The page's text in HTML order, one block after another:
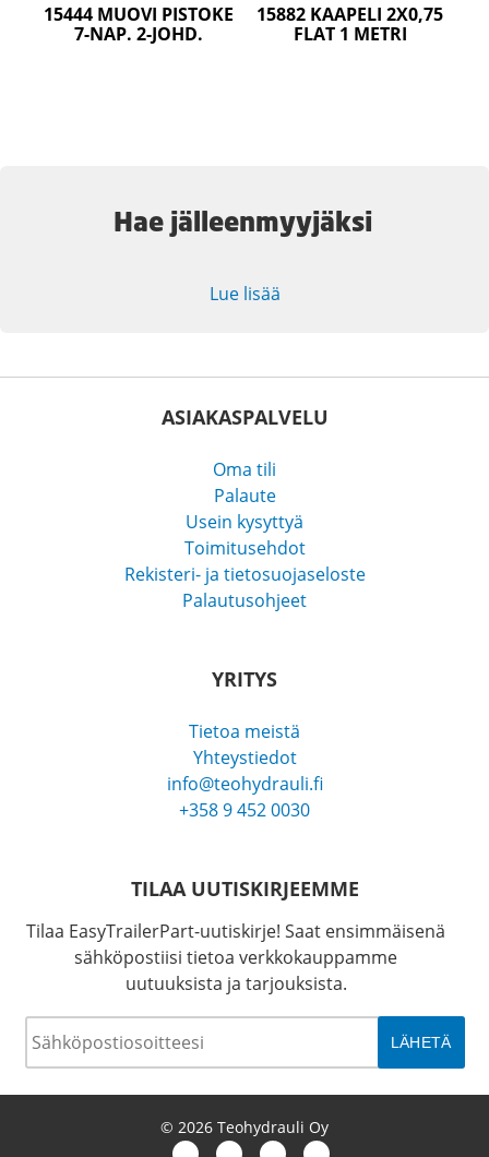
15444 MUOVI PISTOKE
7-NAP. 2-JOHD.
15882 KAAPELI 2X0,75
FLAT 1 METRI
Hae jälleenmyyjäksi
Lue lisää
ASIAKASPALVELU
Oma tili
Palaute
Usein kysyttyä
Toimitusehdot
Rekisteri- ja tietosuojaseloste
Palautusohjeet
YRITYS
Tietoa meistä
Yhteystiedot
info@teohydrauli.fi
+358 9 452 0030
TILAA UUTISKIRJEEMME
Tilaa EasyTrailerPart-uutiskirje! Saat ensimmäisenä
sähköpostiisi tietoa verkkokauppamme
uutuuksista ja tarjouksista.
Sähköposti *
© 2026 Teohydrauli Oy